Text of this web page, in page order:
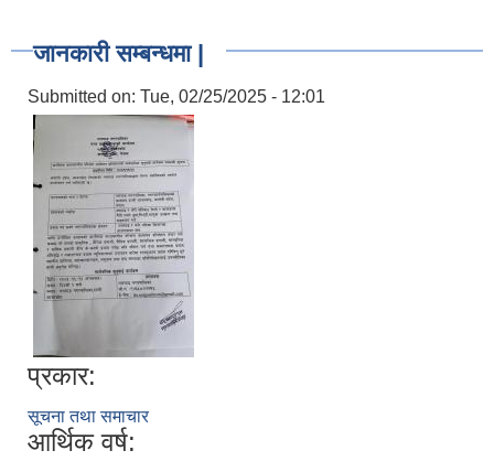
जानकारी सम्बन्धमा |
Submitted on: Tue, 02/25/2025 - 12:01
प्रकार:
सूचना तथा समाचार
आर्थिक वर्ष: